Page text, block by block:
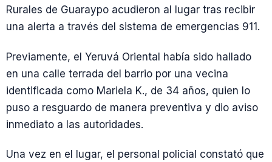
Rurales de Guaraypo acudieron al lugar tras recibir
una alerta a través del sistema de emergencias 911.
Previamente, el Yeruvá Oriental había sido hallado
en una calle terrada del barrio por una vecina
identificada como Mariela K., de 34 años, quien lo
puso a resguardo de manera preventiva y dio aviso
inmediato a las autoridades.
Una vez en el lugar, el personal policial constató que